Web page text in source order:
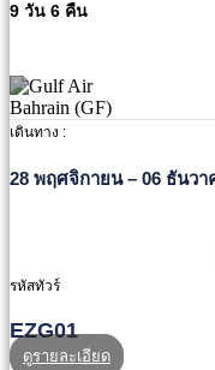
9 วัน 6 คืน
เดินทาง :
28 พฤศจิกายน – 06 ธันวา
รหัสทัวร์
EZG01
ดูรายละเอียด